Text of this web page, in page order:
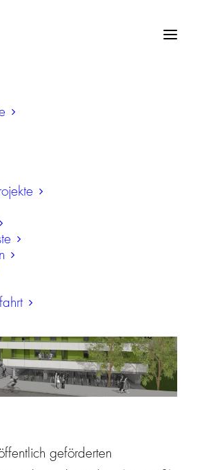
für Studierende,
geförderten